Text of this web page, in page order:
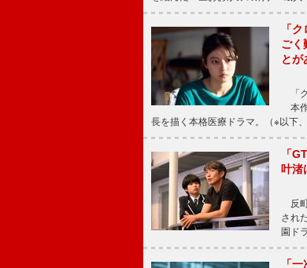
「
ごく
とが
「
本
長を描く本格医療ドラマ。（※以
「
叶渚
反
され
園ド
「